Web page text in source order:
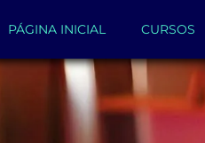
PÁGINA INICIAL CURSOS